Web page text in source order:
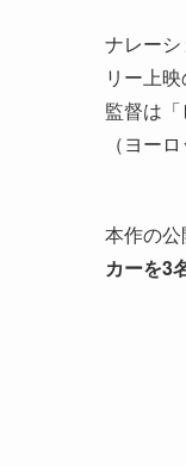
ナレー
リー上
監督は
（ヨー
本作の公
カーを3